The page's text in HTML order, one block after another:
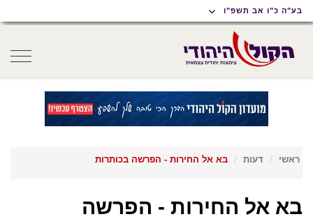
תפריט
נגישות
תפריט
ראשי
תוכן
ראשי
בע"ה כ"ו אב תשפ"ו
ראשי דעות בא אל החירות - הפרשה בכותרות
בא אל החירות - הפרשה